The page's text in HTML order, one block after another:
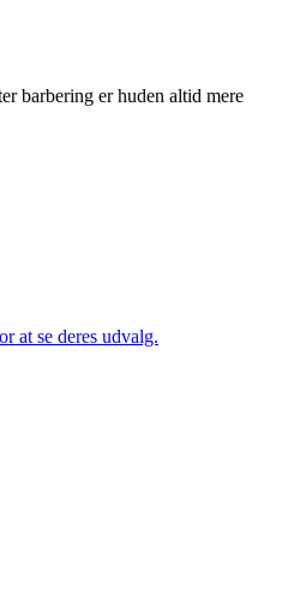
barbering er huden altid mere
at se deres udvalg.